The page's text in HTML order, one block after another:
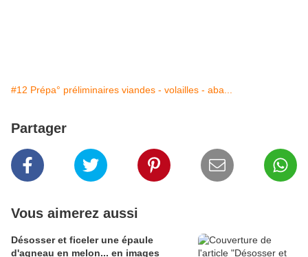
#12 Prépa° préliminaires viandes - volailles - aba...
Partager
Vous aimerez aussi
Désosser et ficeler une épaule
d'agneau en melon... en images